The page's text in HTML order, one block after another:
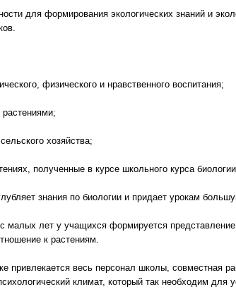
для формирования экологических знаний и
физического и нравственного воспитания;
растениями;
хозяйства;
полученные в курсе школьного курса
знания по биологии и придает урокам
малых лет у учащихся формируется представление
к растениям.
привлекается весь персонал школы, совместная
климат, который так необходим для